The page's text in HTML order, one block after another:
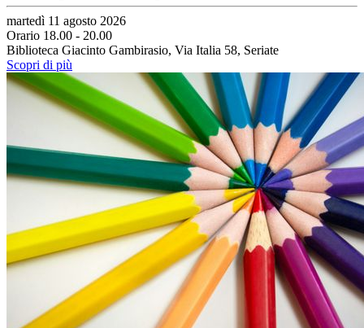
martedì 11 agosto 2026
Orario 18.00 - 20.00
Biblioteca Giacinto Gambirasio, Via Italia 58, Seriate
Scopri di più